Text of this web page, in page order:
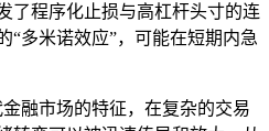
了程序化止损与高杠杆头寸的连
“多米诺效应”，可能在短期内急
融市场的特征，在复杂的交易